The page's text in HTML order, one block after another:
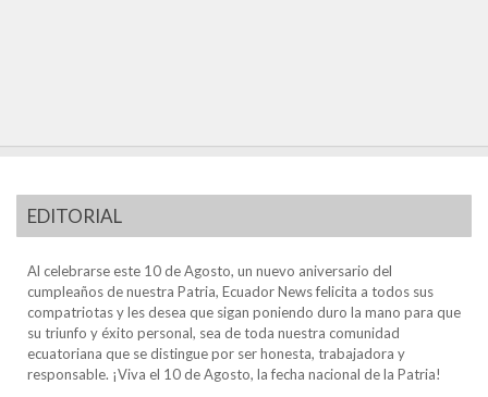
EDITORIAL
Al celebrarse este 10 de Agosto, un nuevo aniversario del
cumpleaños de nuestra Patria, Ecuador News felicita a todos sus
compatriotas y les desea que sigan poniendo duro la mano para que
su triunfo y éxito personal, sea de toda nuestra comunidad
ecuatoriana que se distingue por ser honesta, trabajadora y
responsable. ¡Viva el 10 de Agosto, la fecha nacional de la Patria!